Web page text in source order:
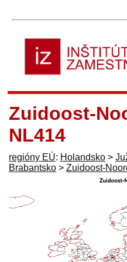
Zuidoost-
NL414
regióny EÚ: Holandsko >
Brabantsko > Zuidoost-